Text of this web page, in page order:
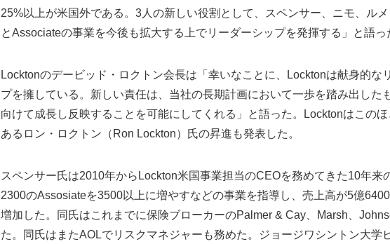
25%以上が米国外である。3人の新しい役割として、スペンサー、ニモ、ル
とAssociateの事業を今後も拡大する上でリーダーシップを発揮する」と語っ
Locktonのデービッド・ロクトン会長は「幸いなことに、Locktonは献身的な
プを擁している。新しい責任は、当社の長期計画において一歩を踏み出した
向けて成長し反映することを可能にしてくれる」と語った。Locktonはこの
あるロン・ロクトン（Ron Lockton）氏の昇進も発表した。
スペンサー氏は2010年からLockton米国事業担当のCEOを務めてきた10年来
2300のAssosiateを3500以上に増やすなどの事業を指導し、売上高が5億
増加した。同氏はこれまでに保険ブローカーのPalmer & Cay、Marsh、
た。同氏はまたAOLでリスクマネジャーも務めた。ジョージワシントン大学